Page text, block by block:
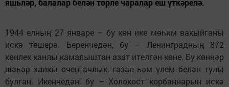
яшьләр, балалар белән төрле чаралар еш үткәрелә.
1944 елның 27 январе – бу көн ике мөһим вакыйганы
искә төшерә. Беренчедән, бу – Ленинградның 872
көнлек канлы камалыштан азат ителгән көне. Бу көннәр
шәһәр халкы өчен ачлык, газап һәм үлем белән тулы
булган. Икенчедән, бу – Холокост корбаннарын искә